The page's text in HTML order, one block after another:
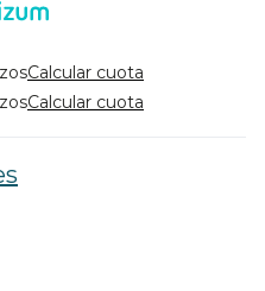
Calcular cuota
Calcular cuota